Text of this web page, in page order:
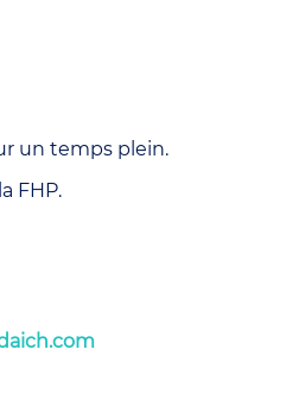
un temps plein.
FHP.